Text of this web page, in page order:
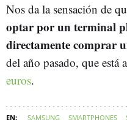
Nos da la sensación de
optar por un terminal
directamente comprar
del año pasado, que está
euros.
SAMSUNG SMARTPHONES